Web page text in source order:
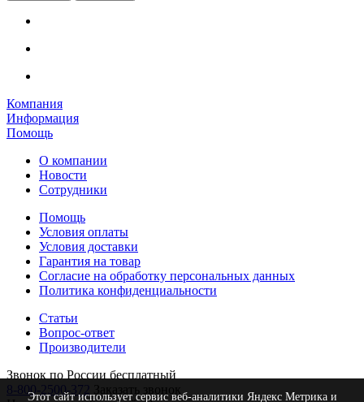
Компания
Информация
Помощь
О компании
Новости
Сотрудники
Помощь
Условия оплаты
Условия доставки
Гарантия на товар
Согласие на обработку персональных данных
Политика конфиденциальности
Статьи
Вопрос-ответ
Производители
Звонок по России бесплатный
8-800-2500-372
Заказать звонок
Этот сайт использует сервис веб-аналитики Яндекс Метрика и